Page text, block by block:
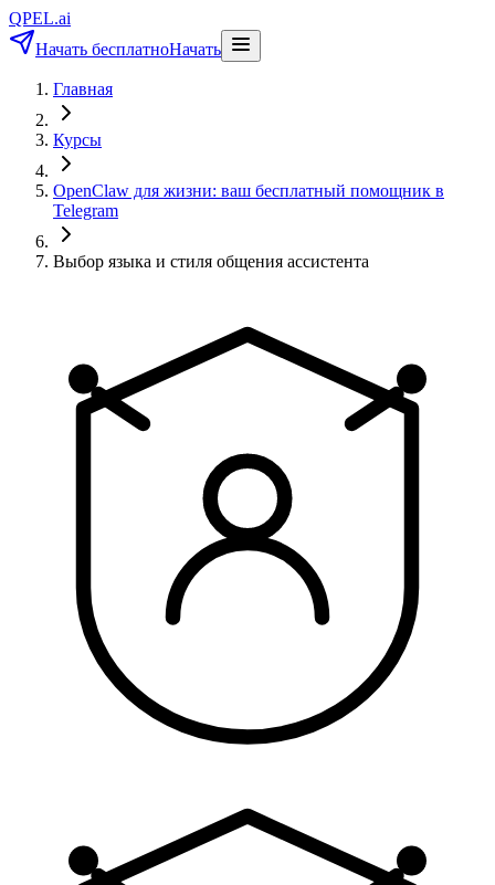
QPEL.ai
Начать бесплатноНачать
Главная
Курсы
OpenClaw для жизни: ваш бесплатный помощник в
Telegram
Выбор языка и стиля общения ассистента